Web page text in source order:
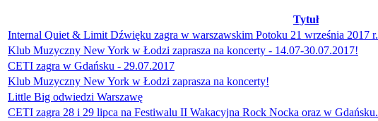
Tytuł
Internal Quiet & Limit Dźwięku zagra w warszawskim Potoku 21 września 2017 r.
Klub Muzyczny New York w Łodzi zaprasza na koncerty - 14.07-30.07.2017!
CETI zagra w Gdańsku - 29.07.2017
Klub Muzyczny New York w Łodzi zaprasza na koncerty!
Little Big odwiedzi Warszawę
CETI zagra 28 i 29 lipca na Festiwalu II Wakacyjna Rock Nocka oraz w Gdańsku.